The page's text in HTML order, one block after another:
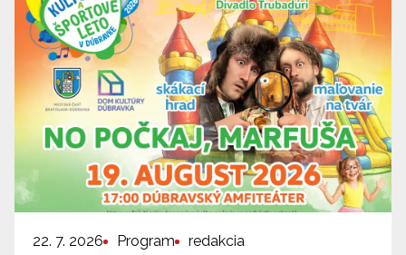
22. 7. 2026 Program redakcia